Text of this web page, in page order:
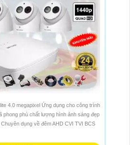
4.0 megapixel Ứng dụng cho công trình
phong phú chất lượng hình ảnh sáng đẹp
dụng về đêm AHD CVI TVI BCS